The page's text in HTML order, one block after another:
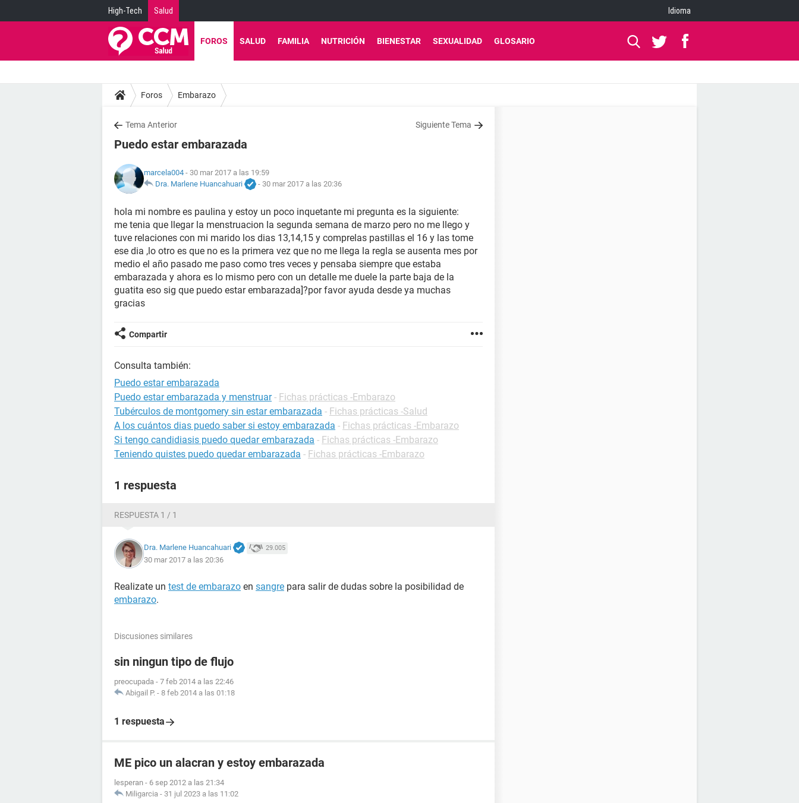
High-Tech Salud Idioma
FOROS SALUD FAMILIA NUTRICIÓN BIENESTAR SEXUALIDAD GLOSARIO
Foros Embarazo
Tema Anterior Siguiente Tema
Puedo estar embarazada
marcela004 - 30 mar 2017 a las 19:59
Dra. Marlene Huancahuari
- 30 mar 2017 a las 20:36
hola mi nombre es paulina y estoy un poco inquetante mi pregunta es la siguiente:
me tenia que llegar la menstruacion la segunda semana de marzo pero no me llego y
tuve relaciones con mi marido los dias 13,14,15 y comprelas pastillas el 16 y las tome
ese dia ,lo otro es que no es la primera vez que no me llega la regla se ausenta mes por
medio el año pasado me paso como tres veces y pensaba siempre que estaba
embarazada y ahora es lo mismo pero con un detalle me duele la parte baja de la
guatita eso sig que puedo estar embarazada]?por favor ayuda desde ya muchas
gracias
Compartir
Consulta también:
Puedo estar embarazada
Puedo estar embarazada y menstruar - Fichas prácticas -Embarazo
Tubérculos de montgomery sin estar embarazada - Fichas prácticas -Salud
A los cuántos dias puedo saber si estoy embarazada - Fichas prácticas -Embarazo
Si tengo candidiasis puedo quedar embarazada - Fichas prácticas -Embarazo
Teniendo quistes puedo quedar embarazada - Fichas prácticas -Embarazo
1 respuesta
RESPUESTA 1 / 1
Dra. Marlene Huancahuari 29.005
30 mar 2017 a las 20:36
Realizate un test de embarazo en sangre para salir de dudas sobre la posibilidad de
embarazo.
Discusiones similares
sin ningun tipo de flujo
preocupada - 7 feb 2014 a las 22:46
Abigail P. - 8 feb 2014 a las 01:18
1 respuesta
ME pico un alacran y estoy embarazada
lesperan - 6 sep 2012 a las 21:34
Miligarcia - 31 jul 2023 a las 11:02